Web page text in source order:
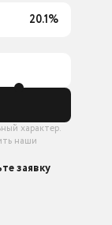
20.1%
характер.
наши
заявку